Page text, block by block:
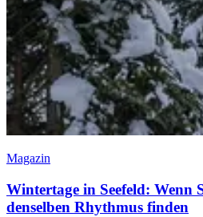
Magazin
Wintertage in Seefeld: Wenn
denselben Rhythmus finden